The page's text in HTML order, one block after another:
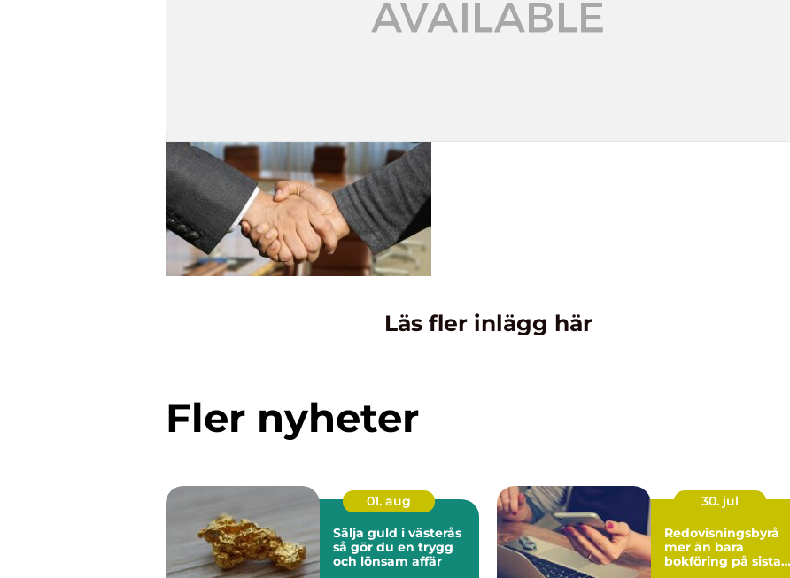
Läs fler inlägg här
Fler nyheter
01. aug
Sälja guld i västerås
så gör du en trygg
och lönsam affär
30. jul
Redovisningsbyrå
mer än bara
bokföring på sista